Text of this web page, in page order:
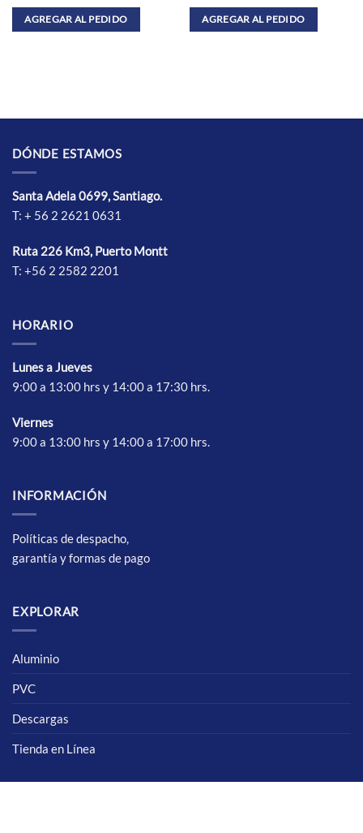
AGREGAR AL PEDIDO
Las
se
pueden
en
la
de
producto
AGREGAR AL PEDIDO
Las
DÓNDE ESTAMOS
Santa Adela 0699, Santiago.
T: + 56 2 2621 0631
Ruta 226 Km3, Puerto Montt
T: +56 2 2582 2201
HORARIO
Lunes a Jueves
9:00 a 13:00 hrs y 14:00 a 17:30 hrs.
Viernes
9:00 a 13:00 hrs y 14:00 a 17:00 hrs.
INFORMACIÓN
Políticas de despacho,
garantía y formas de pago
EXPLORAR
Aluminio
PVC
Descargas
Tienda en Línea